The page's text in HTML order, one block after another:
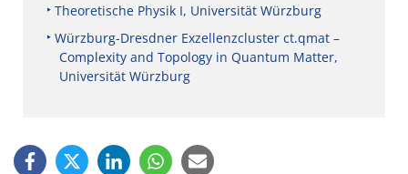
Theoretische Physik I, Universität Würzburg
Würzburg-Dresdner Exzellenzcluster ct.qmat –
Complexity and Topology in Quantum Matter,
Universität Würzburg